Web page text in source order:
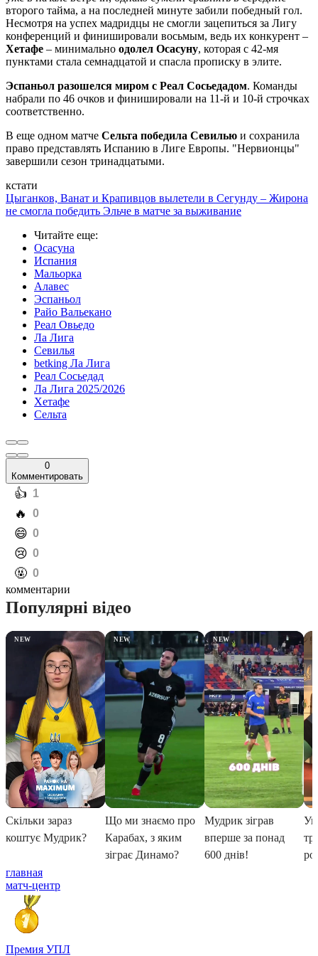
второго тайма, а на последней минуте забили победный гол.
Несмотря на успех мадридцы не смогли зацепиться за Лигу
конференций и финишировали восьмым, ведь их конкурент –
Хетафе – минимально одолел Осасуну, которая с 42-мя
пунктами стала семнадцатой и спасла прописку в элите.
Эспаньол разошелся миром с Реал Сосьедадом. Команды
набрали по 46 очков и финишировали на 11-й и 10-й строчках
соответственно.
В еще одном матче Сельта победила Севилью и сохранила
право представлять Испанию в Лиге Европы. "Нервионцы"
завершили сезон тринадцатыми.
кстати
Цыганков, Ванат и Крапивцов вылетели в Сегунду – Жирона
не смогла победить Эльче в матче за выживание
Читайте еще:
Осасуна
Испания
Мальорка
Алавес
Эспаньол
Райо Вальекано
Реал Овьедо
Ла Лига
Севилья
betking Ла Лига
Реал Сосьедад
Ла Лига 2025/2026
Хетафе
Сельта
0
Комментировать
️👍 1
️🔥 0
️😄 0
️😢 0
️🤬 0
комментарии
главная
матч-центр
Премия УПЛ